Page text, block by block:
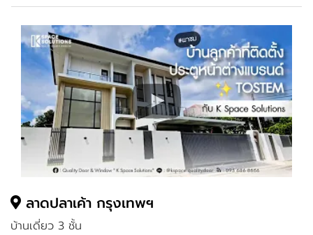
ลาดปลาเค้า กรุงเทพฯ
บ้านเดี่ยว 3 ชั้น